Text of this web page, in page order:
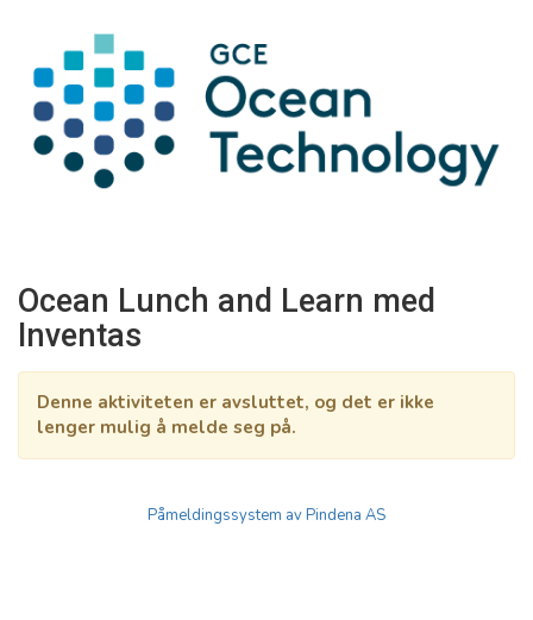
Ocean Lunch and Learn med
Inventas
Denne aktiviteten er avsluttet, og det er ikke
lenger mulig å melde seg på.
Påmeldingssystem av Pindena AS